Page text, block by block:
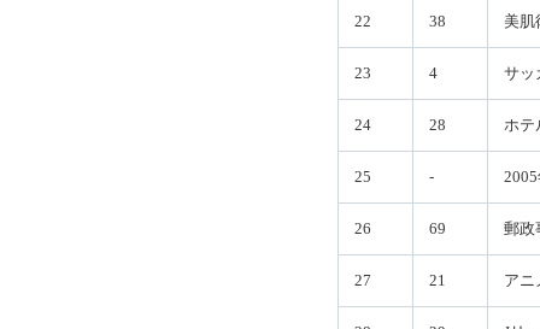
22 38 美肌
23 4 サッ
24 28 ホテ
25 -
26 69 郵政
27 21 アニ